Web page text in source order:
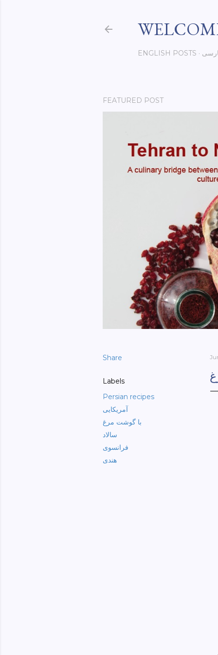
ENGLISH POSTS
FEATURED POST
Share
Labels
Persian recipes
آمریکایی
با گوشت مرغ
سالاد
فرانسوی
هندی